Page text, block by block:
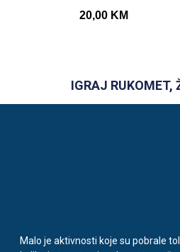
20,00 KM
IGRAJ RUKOMET,
Malo je aktivnosti koje su pobrale